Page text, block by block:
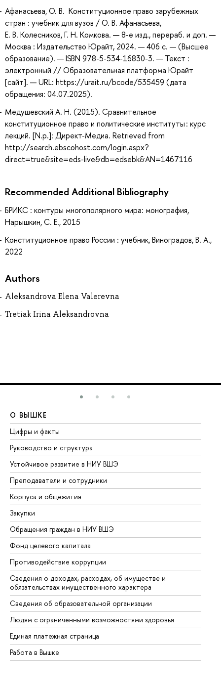
Афанасьева, О. В. Конституционное право зарубежных
стран : учебник для вузов / О. В. Афанасьева,
Е. В. Колесников, Г. Н. Комкова. — 8-е изд., перераб. и доп. —
Москва : Издательство Юрайт, 2024. — 406 с. — (Высшее
образование). — ISBN 978-5-534-16830-3. — Текст :
электронный // Образовательная платформа Юрайт
[сайт]. — URL: https://urait.ru/bcode/535459 (дата
обращения: 04.07.2025).
Медушевский А. Н. (2015). Сравнительное
конституционное право и политические институты : курс
лекций. [N.p.]: Директ-Медиа. Retrieved from
http://search.ebscohost.com/login.aspx?
direct=true&site=eds-live&db=edsebk&AN=1467116
Recommended Additional Bibliography
БРИКС : контуры многополярного мира: монография,
Нарышкин, С. Е., 2015
Конституционное право России : учебник, Виноградов, В. А.,
2022
Authors
Aleksandrova Elena Valerevna
Tretiak Irina Aleksandrovna
О ВЫШКЕ
Цифры и факты
Руководство и структура
Устойчивое развитие в НИУ ВШЭ
Преподаватели и сотрудники
Корпуса и общежития
Закупки
Обращения граждан в НИУ ВШЭ
Фонд целевого капитала
Противодействие коррупции
Сведения о доходах, расходах, об имуществе и
обязательствах имущественного характера
Сведения об образовательной организации
Людям с ограниченными возможностями здоровья
Единая платежная страница
Работа в Вышке